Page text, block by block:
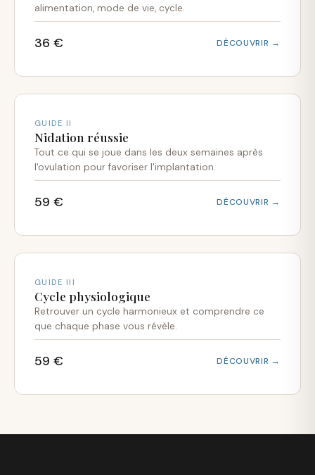
alimentation, mode de vie, cycle.
36 € DÉCOUVRIR →
GUIDE II
Nidation réussie
Tout ce qui se joue dans les deux semaines après
l'ovulation pour favoriser l'implantation.
59 € DÉCOUVRIR →
GUIDE III
Cycle physiologique
Retrouver un cycle harmonieux et comprendre ce
que chaque phase vous révèle.
59 € DÉCOUVRIR →